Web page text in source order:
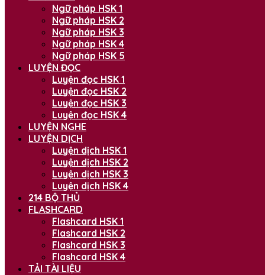
Ngữ pháp HSK 1
Ngữ pháp HSK 2
Ngữ pháp HSK 3
Ngữ pháp HSK 4
Ngữ pháp HSK 5
LUYỆN ĐỌC
Luyện đọc HSK 1
Luyện đọc HSK 2
Luyện đọc HSK 3
Luyện đọc HSK 4
LUYỆN NGHE
LUYỆN DỊCH
Luyện dịch HSK 1
Luyện dịch HSK 2
Luyện dịch HSK 3
Luyện dịch HSK 4
214 BỘ THỦ
FLASHCARD
Flashcard HSK 1
Flashcard HSK 2
Flashcard HSK 3
Flashcard HSK 4
TẢI TÀI LIỆU